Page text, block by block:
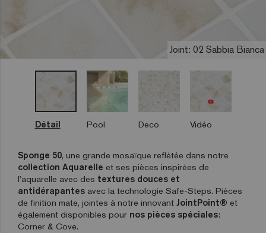
Joint: 02 Sabbia Bianca
Détail Pool Deco Vidéo
Sponge 50, une grande mosaïque reflétée dans notre
collection Aquarelle et ses pièces inspirées de
l’aquarelle avec des textures douces et
antidérapantes avec la technologie Safe-Steps. Pièces
de finition mate, jointes à notre innovant JointPoint® et
également disponibles pour nos pièces spéciales:
Corner & Cove.